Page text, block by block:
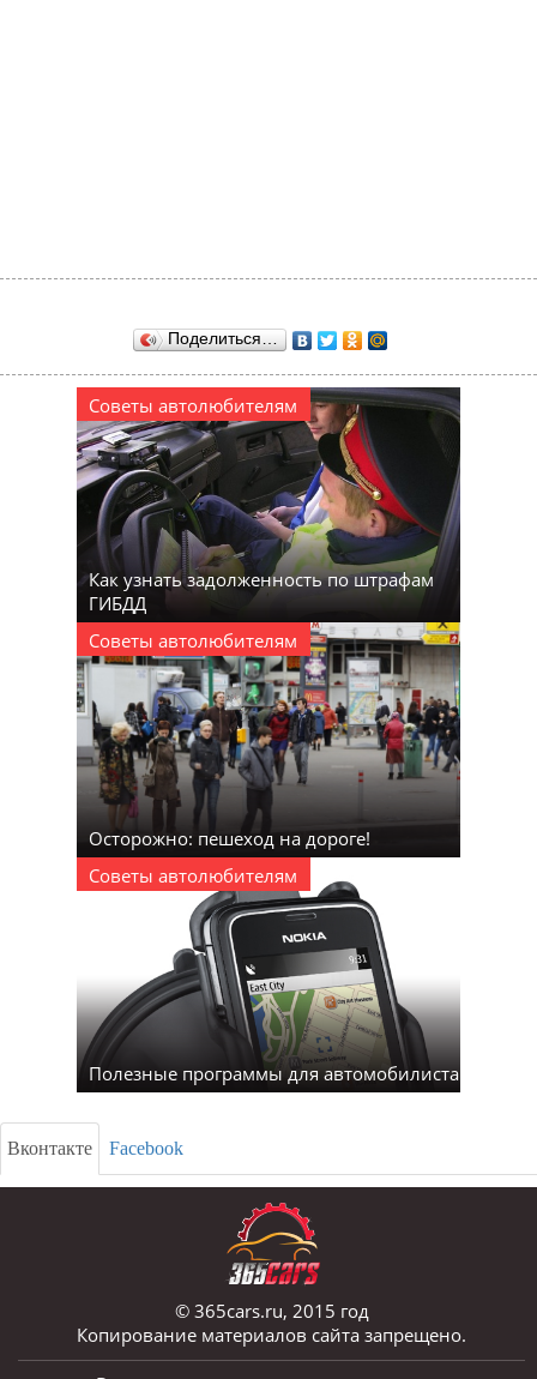
Поделиться…
Советы автолюбителям
Как узнать задолженность по штрафам
ГИБДД
Советы автолюбителям
Осторожно: пешеход на дороге!
Советы автолюбителям
Полезные программы для автомобилиста
Вконтакте Facebook
© 365cars.ru, 2015 год
Копирование материалов сайта запрещено.